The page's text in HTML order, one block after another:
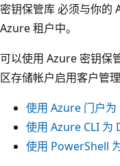
密钥保管库 必须与你
Azure 租户中。
可以使用 Azure 密钥保
区存储帐户启用客户管理
使用 Azure 门户为
使用 Azure CLI 为
使用 PowerShell